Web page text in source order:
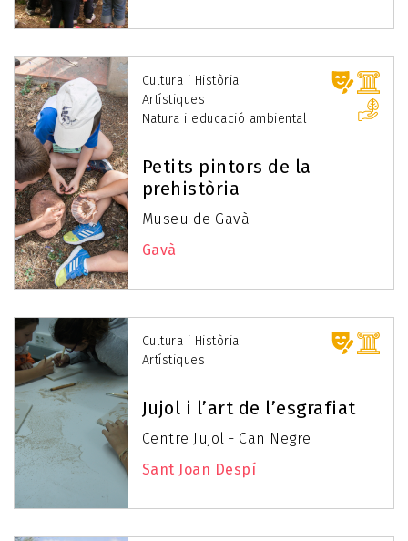
Cultura i Història
Artístiques
Natura i educació ambiental
Petits pintors de la
prehistòria
Museu de Gavà
Gavà
Cultura i Història
Artístiques
Jujol i l’art de l’esgrafiat
Centre Jujol - Can Negre
Sant Joan Despí